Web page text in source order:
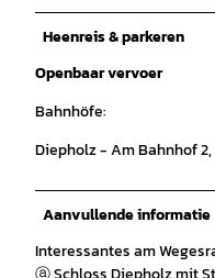
Heenreis & parkeren
Openbaar vervoer
Bahnhöfe:
Diepholz - Am Bahnhof
Aanvullende informatie
Interessantes am